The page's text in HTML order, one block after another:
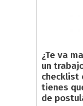
¿Te va
un
checklist
tienes
de